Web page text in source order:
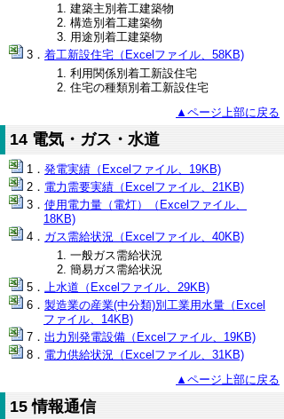
建築主別着工建築物
構造別着工建築物
用途別着工建築物
着工新設住宅（Excelファイル、58KB)
利用関係別着工新設住宅
住宅の種類別着工新設住宅
▲ページ上部に戻る
14 電気・ガス・水道
発電実績（Excelファイル、19KB)
電力需要実績（Excelファイル、21KB)
使用電力量（電灯）（Excelファイル、
18KB)
ガス需給状況（Excelファイル、40KB)
一般ガス需給状況
簡易ガス需給状況
上水道（Excelファイル、29KB)
製造業の産業(中分類)別工業用水量（Excel
ファイル、14KB)
出力別発電設備（Excelファイル、19KB)
電力供給状況（Excelファイル、31KB)
▲ページ上部に戻る
15 情報通信